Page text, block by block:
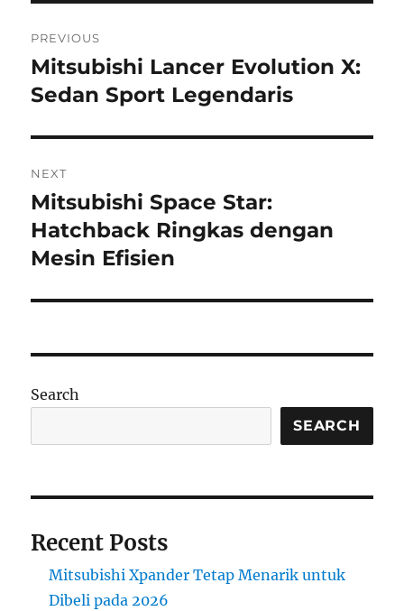
navigation
PREVIOUS
Previous
post:
Mitsubishi Lancer Evolution X:
Sedan Sport Legendaris
NEXT
Next
post:
Mitsubishi Space Star:
Hatchback Ringkas dengan
Mesin Efisien
Search
SEARCH
Recent Posts
Mitsubishi Xpander Tetap Menarik untuk
Dibeli pada 2026